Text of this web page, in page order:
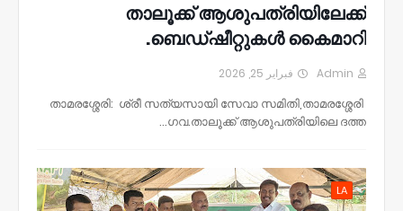
താലൂക്ക് ആശുപത്രിയിലേക്ക്
ബെഡ്ഷീറ്റുകൾ കൈമാറി.
Admin فبراير 25, 2026
താമരശ്ശേരി: ശ്രീ സത്യസായി സേവാ സമിതി,താമരശ്ശേരി
ഗവ.താലൂക്ക് ആശുപത്രിയിലെ ദത്ത…
LA